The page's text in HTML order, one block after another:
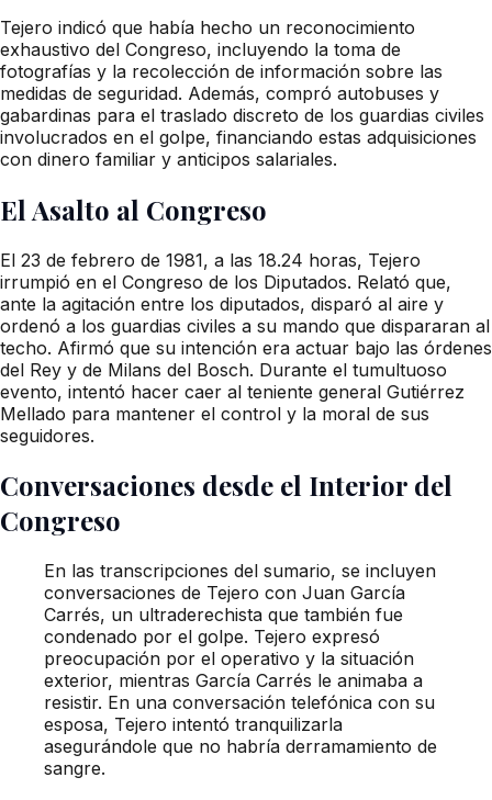
Tejero indicó que había hecho un reconocimiento
exhaustivo del Congreso, incluyendo la toma de
fotografías y la recolección de información sobre las
medidas de seguridad. Además, compró autobuses y
gabardinas para el traslado discreto de los guardias civiles
involucrados en el golpe, financiando estas adquisiciones
con dinero familiar y anticipos salariales.
El Asalto al Congreso
El 23 de febrero de 1981, a las 18.24 horas, Tejero
irrumpió en el Congreso de los Diputados. Relató que,
ante la agitación entre los diputados, disparó al aire y
ordenó a los guardias civiles a su mando que dispararan al
techo. Afirmó que su intención era actuar bajo las órdenes
del Rey y de Milans del Bosch. Durante el tumultuoso
evento, intentó hacer caer al teniente general Gutiérrez
Mellado para mantener el control y la moral de sus
seguidores.
Conversaciones desde el Interior del
Congreso
En las transcripciones del sumario, se incluyen
conversaciones de Tejero con Juan García
Carrés, un ultraderechista que también fue
condenado por el golpe. Tejero expresó
preocupación por el operativo y la situación
exterior, mientras García Carrés le animaba a
resistir. En una conversación telefónica con su
esposa, Tejero intentó tranquilizarla
asegurándole que no habría derramamiento de
sangre.